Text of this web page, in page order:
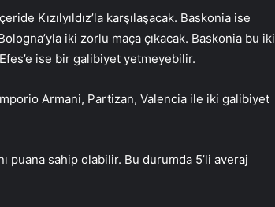
Kızılyıldız’la karşılaşacak. Baskonia ise
iki zorlu maça çıkacak. Baskonia bu iki
ise bir galibiyet yetmeyebilir.
Armani, Partizan, Valencia ile iki galibiyet
puana sahip olabilir. Bu durumda 5’li averaj